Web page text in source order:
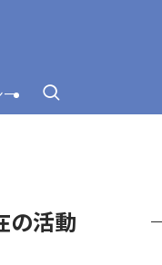
ー
の活動